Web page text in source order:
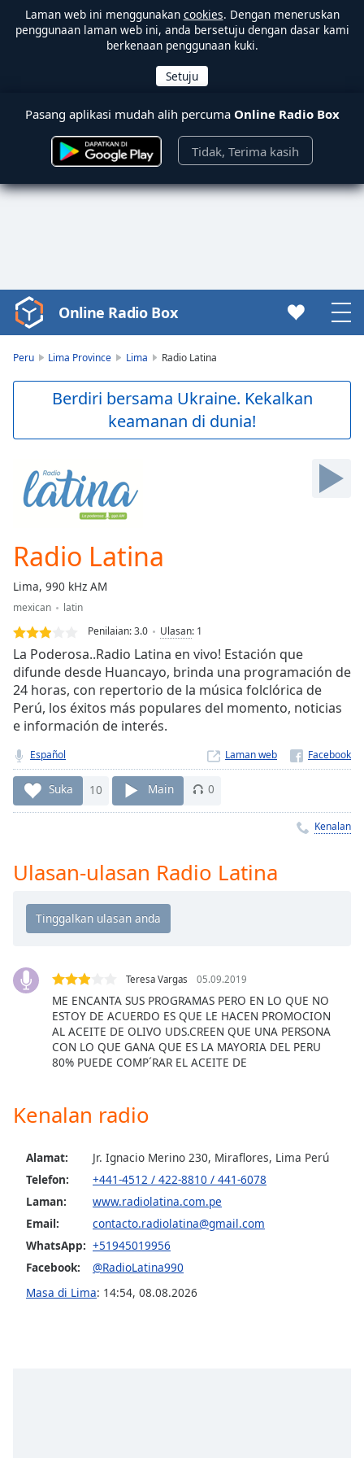
Laman web ini menggunakan cookies. Dengan meneruskan
penggunaan laman web ini, anda bersetuju dengan dasar kami
berkenaan penggunaan kuki.
Pasang aplikasi mudah alih percuma Online Radio Box
Tidak, Terima kasih
Video
Player
Skip
Skip
Forward
Mute
Loaded :
0.00%
Stream
TypeLIVE
Seek to
live,
currently
behind
liveLIVE
Remaining
Time-
1x
Chapters
Descriptions
off
,
selected
subtitles
subtitles
subtitles
off,
selected
Track
in-
Picture
Online Radio Box
Peru Lima Province Lima Radio Latina
Berdiri bersama Ukraine. Kekalkan
keamanan di dunia!
Radio Latina
Lima, 990 kHz AM
mexican
latin
Penilaian:3.0 Ulasan: 1
La Poderosa..Radio Latina en vivo! Estación que
difunde desde Huancayo, brinda una programación de
24 horas, con repertorio de la música folclórica de
Perú, los éxitos más populares del momento, noticias
e información de interés.
Español Laman web
Suka 10 Main 0
Kenalan
Ulasan-ulasan Radio Latina
Teresa Vargas 05.09.2019
ME ENCANTA SUS PROGRAMAS PERO EN LO QUE NO
ESTOY DE ACUERDO ES QUE LE HACEN PROMOCION
AL ACEITE DE OLIVO UDS.CREEN QUE UNA PERSONA
CON LO QUE GANA QUE ES LA MAYORIA DEL PERU
80% PUEDE COMP´RAR EL ACEITE DE
Kenalan radio
Alamat:
Jr. Ignacio Merino 230, Miraflores, Lima Perú
Telefon:
+441-4512 / 422-8810 / 441-6078
Laman:
www.radiolatina.com.pe
Email:
contacto.radiolatina@gmail.com
WhatsApp: +51945019956
Facebook:
@RadioLatina990
Masa di Lima: 14:54, 08.08.2026